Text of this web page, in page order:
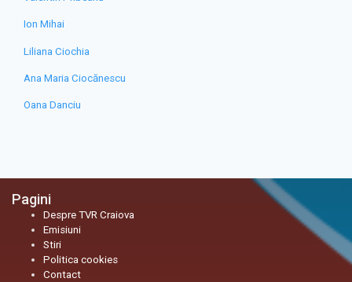
Ion Mihai
Liliana Ciochia
Ana Maria Ciocănescu
Oana Danciu
Pagini
Despre TVR Craiova
Emisiuni
Stiri
Politica cookies
Contact